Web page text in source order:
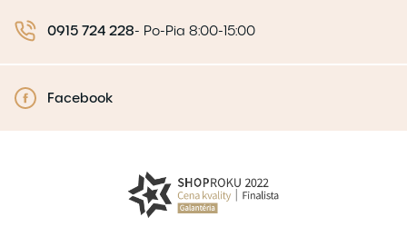
0915 724 228- Po-Pia 8:00-15:00
Facebook